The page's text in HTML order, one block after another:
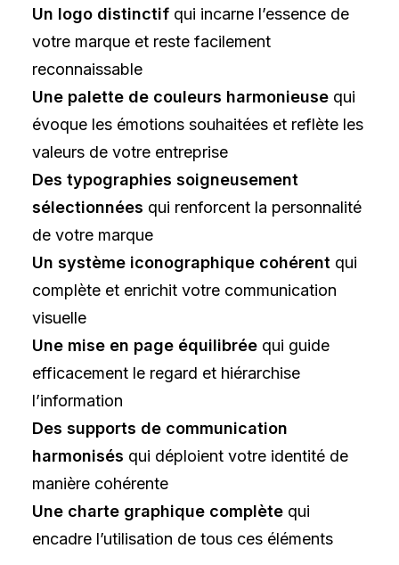
Un logo distinctif qui incarne l’essence de
votre marque et reste facilement
reconnaissable
Une palette de couleurs harmonieuse qui
évoque les émotions souhaitées et reflète les
valeurs de votre entreprise
Des typographies soigneusement
sélectionnées qui renforcent la personnalité
de votre marque
Un système iconographique cohérent qui
complète et enrichit votre communication
visuelle
Une mise en page équilibrée qui guide
efficacement le regard et hiérarchise
l’information
Des supports de communication
harmonisés qui déploient votre identité de
manière cohérente
Une charte graphique complète qui
encadre l’utilisation de tous ces éléments